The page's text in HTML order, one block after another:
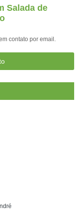
Salada de
contato por email.